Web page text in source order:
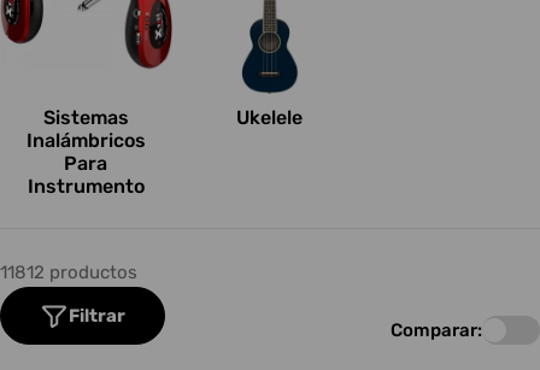
Sistemas
Inalámbricos
Para
Instrumento
Ukelele
11812 productos
Filtrar
Comparar: